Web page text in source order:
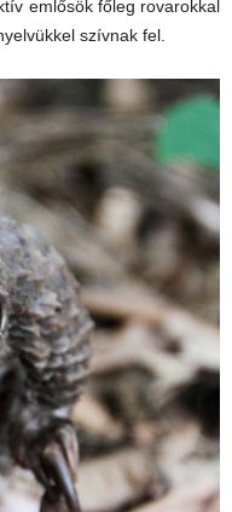
emlősök főleg rovarokkal
szívnak fel.